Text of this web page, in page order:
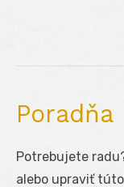
Poradňa
Potrebujete
alebo upraviť